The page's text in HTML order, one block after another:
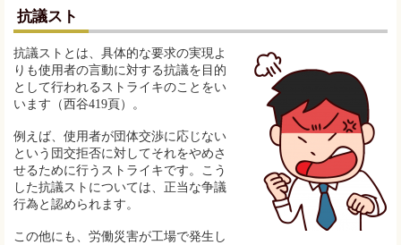
抗議スト
抗議ストとは、具体的な要求の実現よ
りも使用者の言動に対する抗議を目的
として行われるストライキのことをい
います（西谷419頁）。
例えば、使用者が団体交渉に応じない
という団交拒否に対してそれをやめさ
せるために行うストライキです。こう
した抗議ストについては、正当な争議
行為と認められます。
この他にも、労働災害が工場で発生し